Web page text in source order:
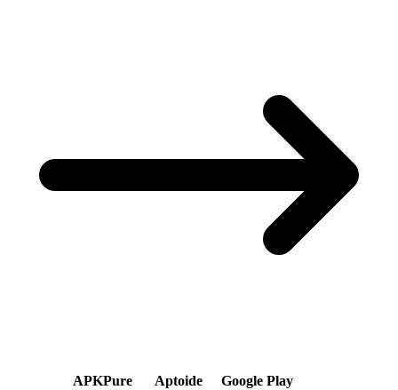
APKPure Aptoide
Google Play